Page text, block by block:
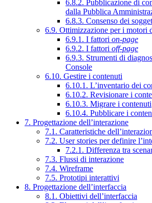
6.8.2. Pubblicazione di
dalla Pubblica
6.8.3. Consenso dei
6.9. Ottimizzazione per i motori
6.9.1. I fattori on-page
6.9.2. I fattori off-page
6.9.3. Strumenti di
Console
6.10. Gestire i contenuti
6.10.1. L’inventario dei
6.10.2. Revisionare i
6.10.3. Migrare i contenuti
6.10.4. Pubblicare i
7. Progettazione dell’interazione
7.1. Caratteristiche
7.2. User stories per definire
7.2.1. Differenza tra
7.3. Flussi di interazione
7.4. Wireframe
7.5. Prototipi interattivi
8. Progettazione dell’interfaccia
8.1. Obiettivi dell’interfaccia